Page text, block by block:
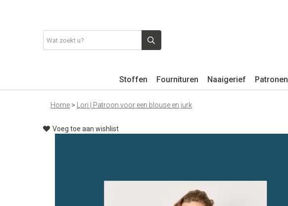
Stoffen Fournituren Naaigerief Patronen
Home > Lori | Patroon voor een blouse en jurk
Voeg toe aan wishlist